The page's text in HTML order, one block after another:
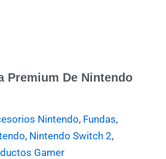
Premium De Nintendo
Nintendo, Fundas,
, Nintendo Switch 2,
Gamer